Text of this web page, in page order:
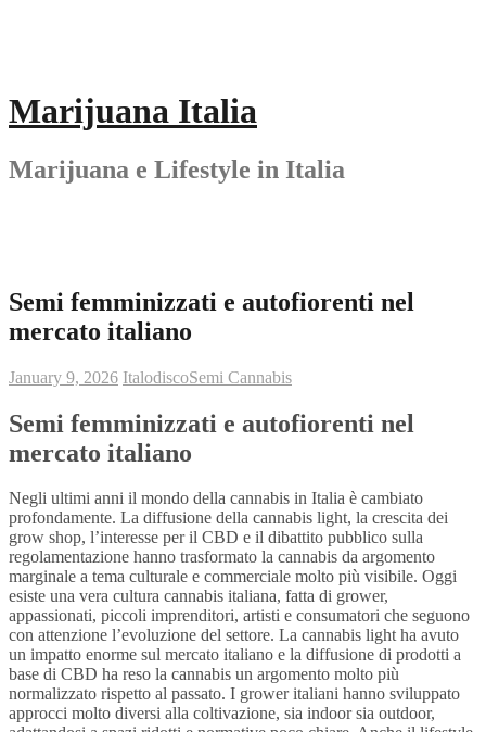
Marijuana Italia
Marijuana e Lifestyle in Italia
Semi femminizzati e autofiorenti nel
mercato italiano
January 9, 2026 ItalodiscoSemi Cannabis
Semi femminizzati e autofiorenti nel
mercato italiano
Negli ultimi anni il mondo della cannabis in Italia è cambiato
profondamente. La diffusione della cannabis light, la crescita dei
grow shop, l’interesse per il CBD e il dibattito pubblico sulla
regolamentazione hanno trasformato la cannabis da argomento
marginale a tema culturale e commerciale molto più visibile. Oggi
esiste una vera cultura cannabis italiana, fatta di grower,
appassionati, piccoli imprenditori, artisti e consumatori che seguono
con attenzione l’evoluzione del settore. La cannabis light ha avuto
un impatto enorme sul mercato italiano e la diffusione di prodotti a
base di CBD ha reso la cannabis un argomento molto più
normalizzato rispetto al passato. I grower italiani hanno sviluppato
approcci molto diversi alla coltivazione, sia indoor sia outdoor,